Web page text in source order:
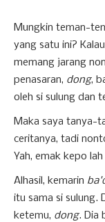
Mungkin teman-
yang satu ini?
memang jarang
penasaran, dong,
oleh si sulung dan
Maka saya tanya-
ceritanya, tadi
Yah, emak kepo lah
Alhasil, kemarin
itu sama si sulung.
ketemu, dong. Dia